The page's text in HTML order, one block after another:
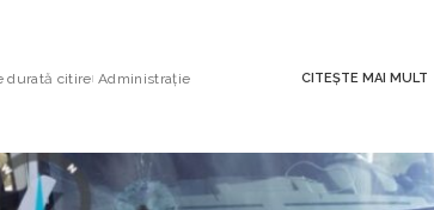
durată citire Administrație CITEȘTE MAI MULT